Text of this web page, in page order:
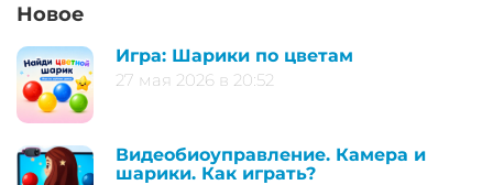
Новое
Игра: Шарики по цветам
27 мая 2026 в 20:52
Видеобиоуправление. Камера и
шарики. Как играть?